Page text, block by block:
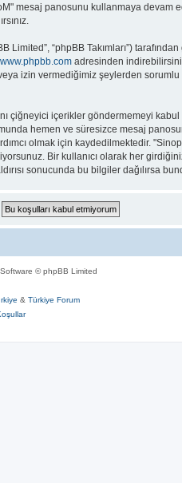
mesaj panosunu kullanmaya devam
Limited”, “phpBB Takımları”)
www.phpbb.com adresinden
izin vermediğimiz şeylerden
çiğneyici içerikler göndermemeyi
hemen ve süresizce mesaj
olmak için kaydedilmektedir.
Bir kullanıcı olarak her
sonucunda bu bilgiler dağılırsa
© phpBB Limited
& Türkiye Forum